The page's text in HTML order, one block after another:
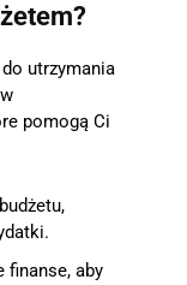
utrzymania
pomogą Ci
finanse, aby